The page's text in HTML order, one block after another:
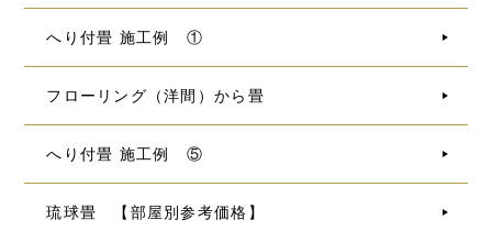
へり付畳 施工例 ①
フローリング（洋間）から畳
へり付畳 施工例 ⑤
琉球畳 【部屋別参考価格】